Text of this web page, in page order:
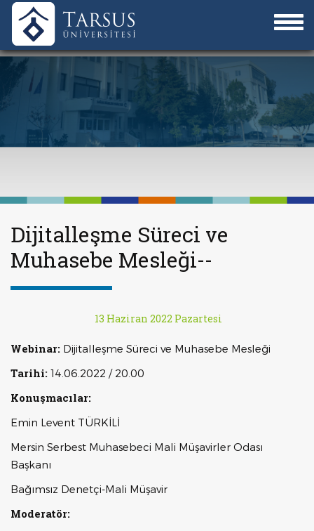
Dijitalleşme Süreci ve
Muhasebe Mesleği--
13 Haziran 2022 Pazartesi
Webinar: Dijitalleşme Süreci ve Muhasebe Mesleği
Tarihi: 14.06.2022 / 20.00
Konuşmacılar:
Emin Levent TÜRKİLİ
Mersin Serbest Muhasebeci Mali Müşavirler Odası
Başkanı
Bağımsız Denetçi-Mali Müşavir
Moderatör: